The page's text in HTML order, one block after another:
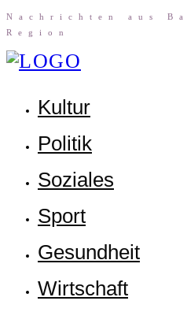
Nach­rich­ten aus
Region
Kul­tur
Poli­tik
Sozia­les
Sport
Gesund­heit
Wirt­schaft